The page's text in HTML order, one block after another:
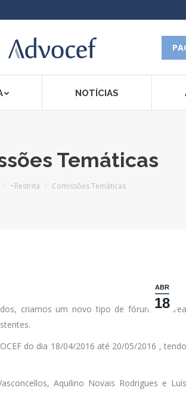
NOTÍCIAS
Temáticas
aqui:
~Restrita Comissões Temáticas
ABR
18
criamos um novo tipo de fórum na área
do dia 18/04/2016 até 20/05/2016 , tendo
Aquilino Novais Rodrigues e Luís